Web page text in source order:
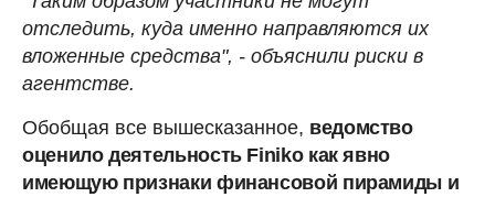
отследить, куда именно направляются их
вложенные средства", - объяснили риски в
агентстве.
Обобщая все вышесказанное, ведомство
оценило деятельность Finiko как явно
имеющую признаки финансовой пирамиды и